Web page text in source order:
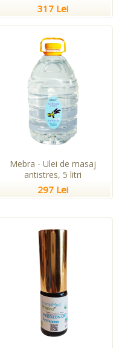
317 Lei
Mebra - Ulei de masaj
antistres, 5 litri
297 Lei